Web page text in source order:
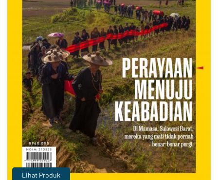
Lihat Produk